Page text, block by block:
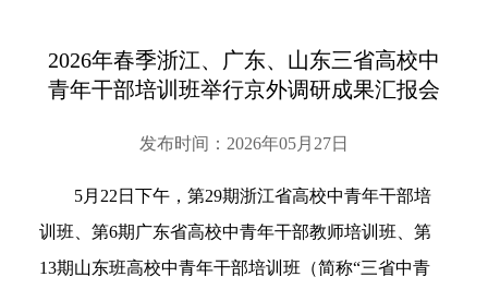
2026年春季浙江、广东、山东三省高校中
青年干部培训班举行京外调研成果汇报会
发布时间：2026年05月27日
5月22日下午，第29期浙江省高校中青年干部培
训班、第6期广东省高校中青年干部教师培训班、第
13期山东班高校中青年干部培训班（简称“三省中青